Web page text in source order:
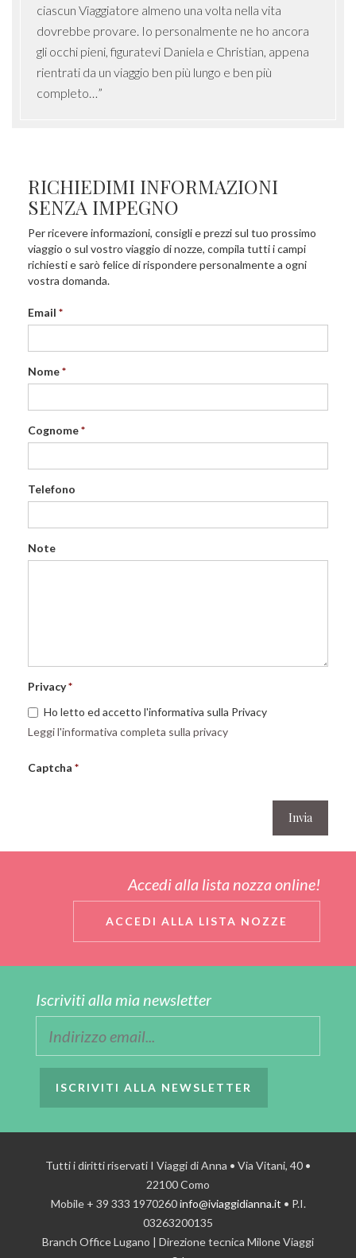
ciascun Viaggiatore almeno una volta nella vita
dovrebbe provare. Io personalmente ne ho ancora
gli occhi pieni, figuratevi Daniela e Christian, appena
rientrati da un viaggio ben più lungo e ben più
completo…”
RICHIEDIMI INFORMAZIONI
SENZA IMPEGNO
Per ricevere informazioni, consigli e prezzi sul tuo prossimo
viaggio o sul vostro viaggio di nozze, compila tutti i campi
richiesti e sarò felice di rispondere personalmente a ogni
vostra domanda.
Email
Nome
Cognome
Telefono
Note
Privacy
Ho letto ed accetto l'informativa sulla Privacy
Leggi l'informativa completa sulla privacy
Captcha
Accedi alla lista nozza online!
ACCEDI ALLA LISTA NOZZE
Iscriviti alla mia newsletter
ISCRIVITI ALLA NEWSLETTER
Tutti i diritti riservati I Viaggi di Anna • Via Vitani, 40 •
22100 Como
Mobile + 39 333 1970260info@iviaggidianna.it • P.I.
03263200135
Branch Office Lugano | Direzione tecnica Milone Viaggi